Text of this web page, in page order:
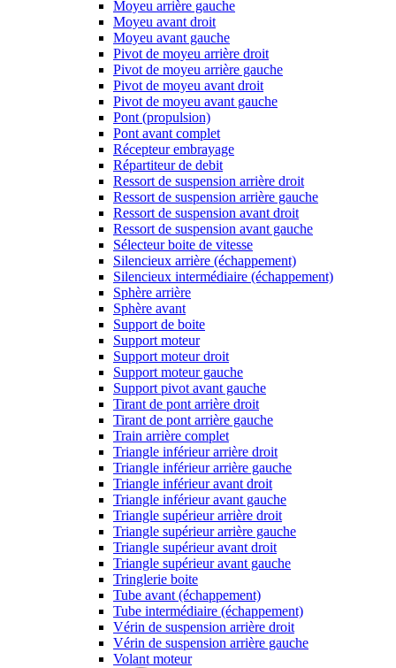
Moyeu arrière gauche
Moyeu avant droit
Moyeu avant gauche
Pivot de moyeu arrière droit
Pivot de moyeu arrière gauche
Pivot de moyeu avant droit
Pivot de moyeu avant gauche
Pont (propulsion)
Pont avant complet
Récepteur embrayage
Répartiteur de debit
Ressort de suspension arrière droit
Ressort de suspension arrière gauche
Ressort de suspension avant droit
Ressort de suspension avant gauche
Sélecteur boite de vitesse
Silencieux arrière (échappement)
Silencieux intermédiaire (échappement)
Sphère arrière
Sphère avant
Support de boite
Support moteur
Support moteur droit
Support moteur gauche
Support pivot avant gauche
Tirant de pont arrière droit
Tirant de pont arrière gauche
Train arrière complet
Triangle inférieur arrière droit
Triangle inférieur arrière gauche
Triangle inférieur avant droit
Triangle inférieur avant gauche
Triangle supérieur arrière droit
Triangle supérieur arrière gauche
Triangle supérieur avant droit
Triangle supérieur avant gauche
Tringlerie boite
Tube avant (échappement)
Tube intermédiaire (échappement)
Vérin de suspension arrière droit
Vérin de suspension arrière gauche
Volant moteur